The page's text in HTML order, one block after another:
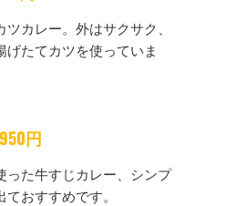
カレー。外はサクサク、
たてカツを使っていま
円
った牛すじカレー、シンプ
おすすめです。